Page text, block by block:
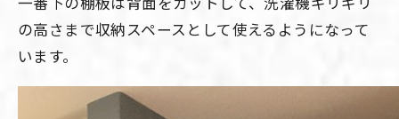
の高さまで収納スペースとして使えるようになって
います。